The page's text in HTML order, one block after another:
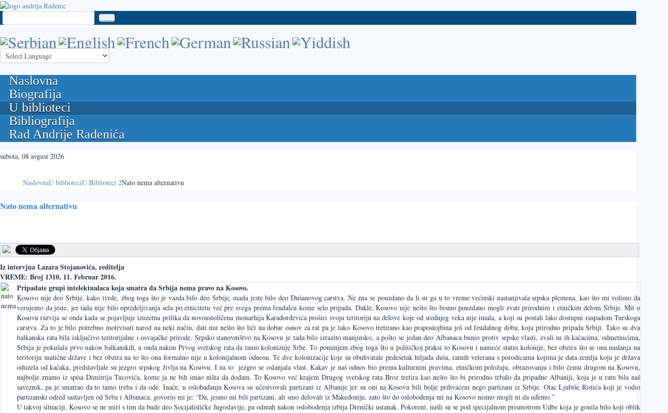
Naslovna
Biografija
U biblioteci
Bibliografija
Rad Andrije Radenića
subota, 08 avgust 2026
NaslovnaU biblioteciU Biblioteci 2Nato nema alternativu
Nato nema alternativu
Iz intervjua Lazara Stojanovića, reditelja
VREME: Broj 1310, 11. Februar 2016.
Pripadate grupi intelektualaca koja smatra da Srbija nema pravo na Kosovo.
Kosovo nije deo Srbije, kako tvrde, zbog toga što je vazda bilo deo Srbije, mada jeste bilo deo Dušanovog carstva. Ne zna se pouzdano da li su ga u to vreme većinski nastanjivala srpska plemena, kao što mi volimo da
verujemo da jeste, jer tada nije bilo opredeljivanja sela po etnicitetu već pre svega prema feudalcu kome selo pripada. Dakle, Kosovo nije nešto što bismo pouzdano mogli zvati prirodnim i etničkim delom Srbije. Mit o
Kosovu razvija se onda kada se pojavljuje izuzetna prilika da novoustoličena monarhija Karađorđevića proširi svoju teritoriju na delove koje od srednjeg veka nije imala, a koji su postali lako dostupni raspadom Turskoga
carstva. Za to je bilo potrebno motivisati narod na neki način, dati mu nešto što liči na dobar osnov za rat pa je tako Kosovo tretirano kao prapostojbina još od feudalnog doba, koja prirodno pripada Srbiji. Tako su dva
balkanska rata bila isključivo teritorijalne i osvajačke prirode. Srpsko stanovništvo na Kosovu je tada bilo izrazito manjinsko, a pošto se jedan deo Albanaca bunio protiv srpske vlasti, zvali su ih kačacima, odmetnicima,
Srbija je pokušala prvo nakon balkanskih, a onda nakon Prvog svetskog rata da tamo kolonizuje Srbe. To pominjem zbog toga što u političkoj praksi to Kosovu i nameće status kolonije, bez obzira što se ona naslanja na
teritoriju matične države i bez obzira na to što ona formalno nije u kolonijalnom odnosu. Te dve kolonizacije koje su obuhvatale pedesetak hiljada duša, ratnih veterana s porodicama kojima je data zemlja koju je država
oduzela od kačaka, predstavljale su jezgro srpskog življa na Kosovu. I na to jezgro se oslanjala vlast. Kakav je naš odnos bio prema kulturnim pravima, etničkom položaju, obrazovanju i bilo čemu drugom na Kosovu,
najbolje znamo iz spisa Dimitrija Tucovića, kome ja ne bih imao ništa da dodam. To Kosovo već krajem Drugog svetskog rata Broz tretira kao nešto što bi prirodno trbalo da pripadne Albaniji, koja je u ratu bila naš
saveznik, pa je smatrao da to tamo treba i da ode. Inače, u oslobađanju Kosova su učestvovali partizani iz Albanije jer su oni na Kosovu bili bolje prihvaćeni nego partizani iz Srbije. Otac Ljubiše Ristića koji je vodio
partizanski odred sastavljen od Srba i Albanaca, govorio mi je: “Da, jesmo mi bili partizani, ali smo delovali iz Makedonije, zato što do oslobođenja mi na Kosovo nismo mogli ni da uđemo.”
U takvoj situaciji, Kosovo se ne miri s tim da bude deo Socijalističke Jugoslavije, pa odmah nakon oslobođenja izbija Drenički ustanak. Pokoreni, našli su se pod specijalnom prismotrom Udbe koja je gonila bilo koji oblik